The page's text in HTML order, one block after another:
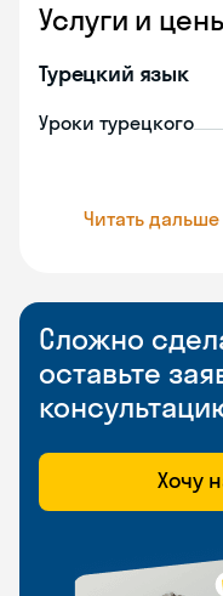
Услуги и
Турецкий язык
Уроки турецкого
Читать дальше
Сложно
оставьте
Хочу